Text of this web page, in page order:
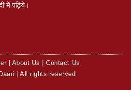
में पढ़िये।
| All rights reserved
| About Us |Contact Us